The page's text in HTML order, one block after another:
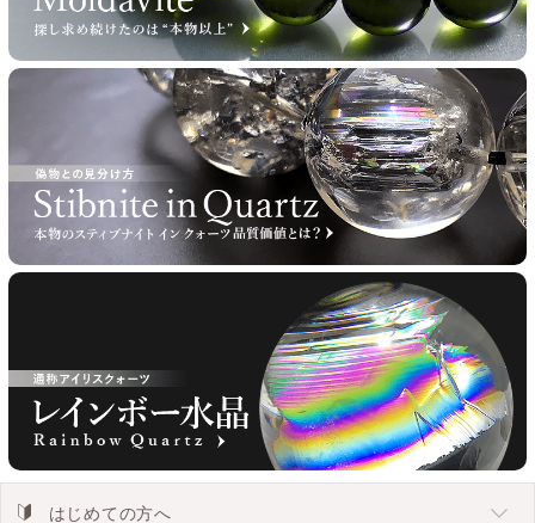
はじめての方へ